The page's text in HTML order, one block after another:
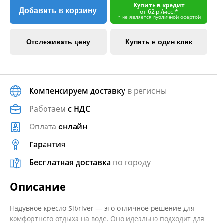
Добавить в корзину
Купить в кредит
от 62 р./мес.*
* не является публичной офертой
Отслеживать цену Купить в один клик
Компенсируем доставку в регионы
Работаем с НДС
Оплата онлайн
Гарантия
Бесплатная доставка по городу
Описание
Надувное кресло Sibriver — это отличное решение для
комфортного отдыха на воде. Оно идеально подходит для